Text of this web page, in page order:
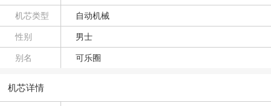
机芯类型 自动机械
性别 男士
别名 可乐圈
机芯详情